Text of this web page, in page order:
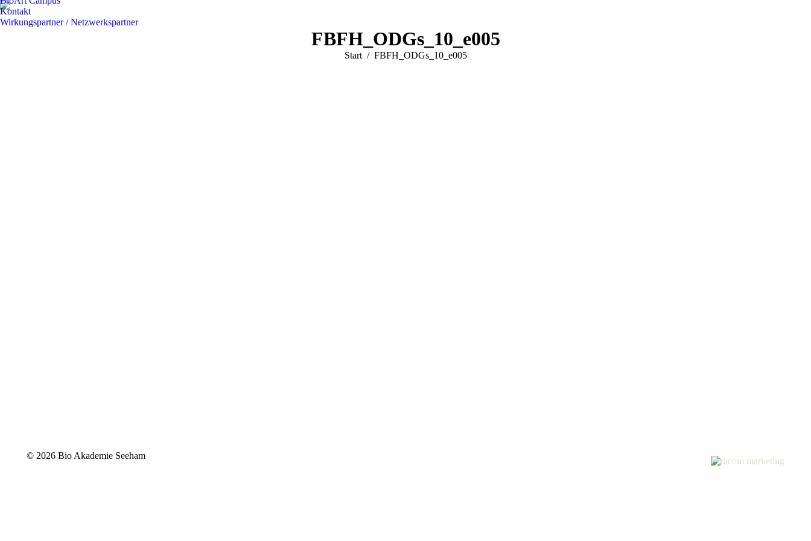
Kontakt
Wirkungspartner / Netzwerkspartner
FBFH_ODGs_10_e005
Sie befinden sich hier:
Start FBFH_ODGs_10_e005
© 2026 Bio Akademie Seeham